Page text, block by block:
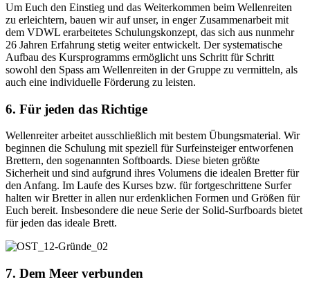
Um Euch den Einstieg und das Weiterkommen beim Wellenreiten
zu erleichtern, bauen wir auf unser, in enger Zusammenarbeit mit
dem VDWL erarbeitetes Schulungskonzept, das sich aus nunmehr
26 Jahren Erfahrung stetig weiter entwickelt. Der systematische
Aufbau des Kursprogramms ermöglicht uns Schritt für Schritt
sowohl den Spass am Wellenreiten in der Gruppe zu vermitteln, als
auch eine individuelle Förderung zu leisten.
6. Für jeden das Richtige
Wellenreiter arbeitet ausschließlich mit bestem Übungsmaterial. Wir
beginnen die Schulung mit speziell für Surfeinsteiger entworfenen
Brettern, den sogenannten Softboards. Diese bieten größte
Sicherheit und sind aufgrund ihres Volumens die idealen Bretter für
den Anfang. Im Laufe des Kurses bzw. für fortgeschrittene Surfer
halten wir Bretter in allen nur erdenklichen Formen und Größen für
Euch bereit. Insbesondere die neue Serie der Solid-Surfboards bietet
für jeden das ideale Brett.
7. Dem Meer verbunden